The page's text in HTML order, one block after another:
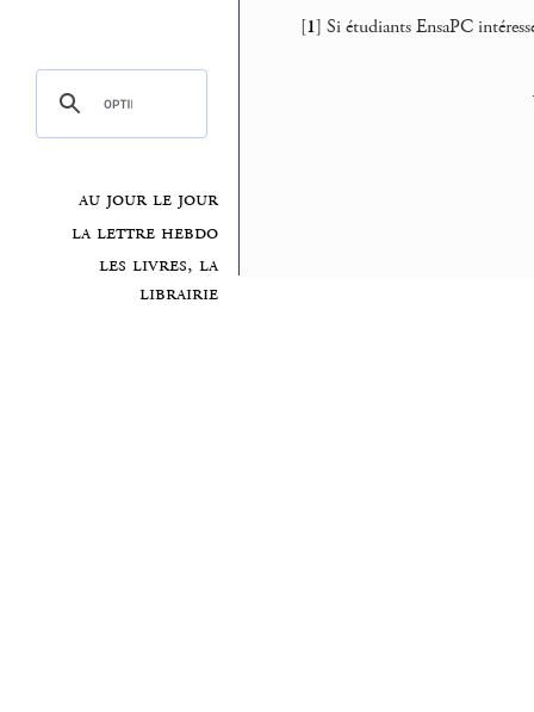
au jour le jour
la lettre hebdo
les livres, la
librairie
[1] Si étudiants EnsaPC